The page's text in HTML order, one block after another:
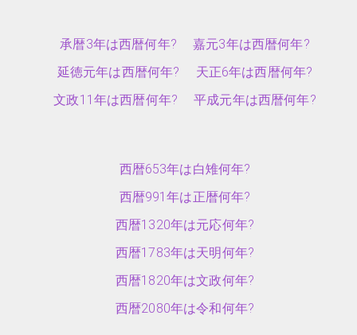
承暦3年は西暦何年?
嘉元3年は西暦何年?
延徳元年は西暦何年?
天正6年は西暦何年?
文政11年は西暦何年?
平成元年は西暦何年?
西暦653年は白雉何年?
西暦991年は正暦何年?
西暦1320年は元応何年?
西暦1783年は天明何年?
西暦1820年は文政何年?
西暦2080年は令和何年?